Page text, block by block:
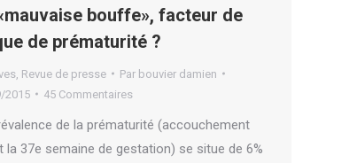
bouffe», facteur de
de prématurité ?
Revue de presse Par bouvier damien
2015
45 Commentaires
de la prématurité (accouchement
la 37e semaine de gestation) se situe de 6%